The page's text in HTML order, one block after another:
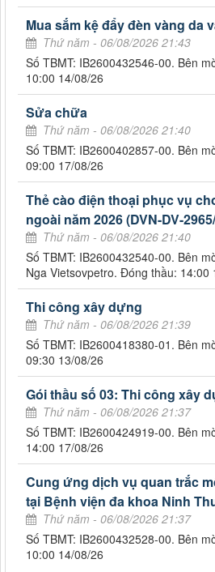
Mua sắm kệ đẩy đèn vàng da
Thứ năm - 06/08/2026 21:43
Số TBMT: IB2600432546-00. Bên
10:00 14/08/26
Sửa chữa
Thứ năm - 06/08/2026 21:40
Số TBMT: IB2600402857-00. Bên
09:00 17/08/26
Thẻ cào điện thoại phục vụ
ngoài năm 2026 (DVN-DV-
Thứ năm - 06/08/2026 21:40
Số TBMT: IB2600432540-00. Bên
Nga Vietsovpetro. Đóng thầu: 14:00
Thi công xây dựng
Thứ năm - 06/08/2026 21:39
Số TBMT: IB2600418380-01. Bên
09:30 13/08/26
Gói thầu số 03: Thi công xây
Thứ năm - 06/08/2026 21:37
Số TBMT: IB2600424919-00. Bên
14:00 17/08/26
Cung ứng dịch vụ quan trắc
tại Bệnh viện đa khoa Ninh
Thứ năm - 06/08/2026 21:37
Số TBMT: IB2600432528-00. Bên
10:00 14/08/26